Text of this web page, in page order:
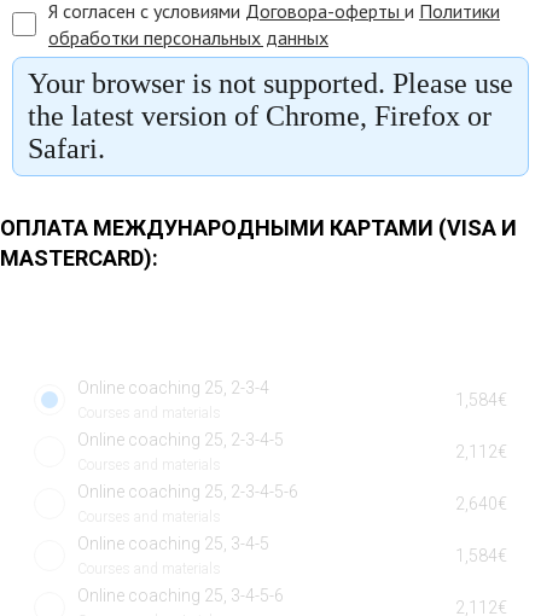
ОПЛАТА МЕЖДУНАРОДНЫМИ КАРТАМИ (VISA И
MASTERCARD):